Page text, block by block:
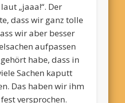
„jaaa!“. Der
dass wir ganz tolle
wir aber besser
aufpassen
habe, dass in
Sachen kaputt
Das haben wir ihm
versprochen.